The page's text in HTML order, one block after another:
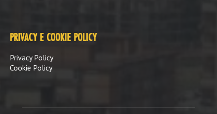
PRIVACY E COOKIE POLICY
Privacy Policy
Cookie Policy